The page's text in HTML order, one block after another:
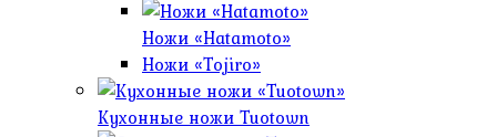
Ножи «Hatamoto»
Ножи «Tojiro»
Кухонные ножи Tuotown